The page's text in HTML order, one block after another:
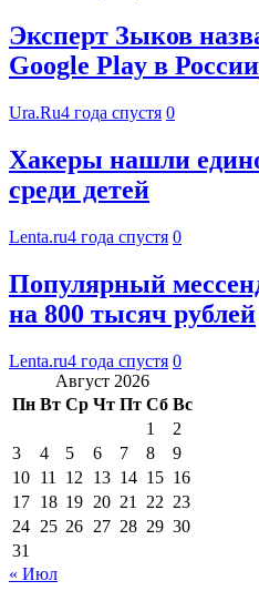
Эксперт Зыков
Google Play в России
Ura.Ru4 года спустя 0
Хакеры нашли
среди детей
Lenta.ru4 года спустя 0
Популярный
на 800 тысяч рублей
Lenta.ru4 года спустя 0
Август 2026
Пн Вт Ср Чт Пт Сб Вс
1
2
3
4 5 6 7 8
9
10 11 12 13 14 15 16
17 18 19 20 21 22 23
24 25 26 27 28 29 30
31
« Июл